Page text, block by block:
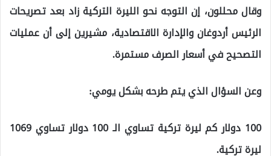
وقال محللون، إن التوجه نحو الليرة التركية زاد بعد تصريحات
الرئيس أردوغان والإدارة الاقتصادية، مشيرين إلى أن عمليات
التصحيح في أسعار الصرف مستمرة.
وعن السؤال الذي يتم طرحه بشكل يومي:
100 دولار كم ليرة تركية تساوي الـ 100 دولار تساوي 1069
ليرة تركية.